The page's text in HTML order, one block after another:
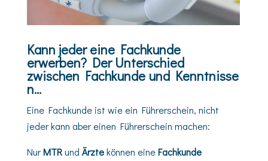
Kann jeder eine Fachkunde
erwerben? Der Unterschied
zwischen Fachkunde und Kenntnisse
n…
Eine Fachkunde ist wie ein Führerschein, nicht
jeder kann aber einen Führerschein machen:
NurMTRund Ärztekönnen eineFachkunde